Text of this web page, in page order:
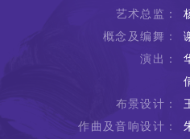
艺术总监：
概念及编舞：
演出：
布景设计：
作曲及音响设计：